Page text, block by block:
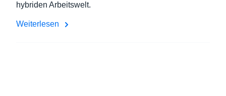
hybriden Arbeitswelt.
Weiterlesen